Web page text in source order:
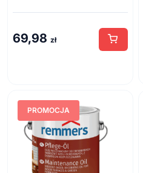
69,98 zł
PROMOCJA